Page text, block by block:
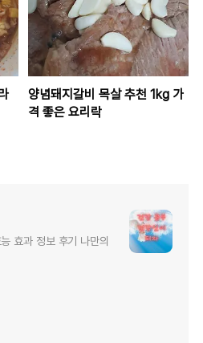
양념돼지갈비 목살 추천 1kg 가
격 좋은 요리락
효과 정보 후기 나만의